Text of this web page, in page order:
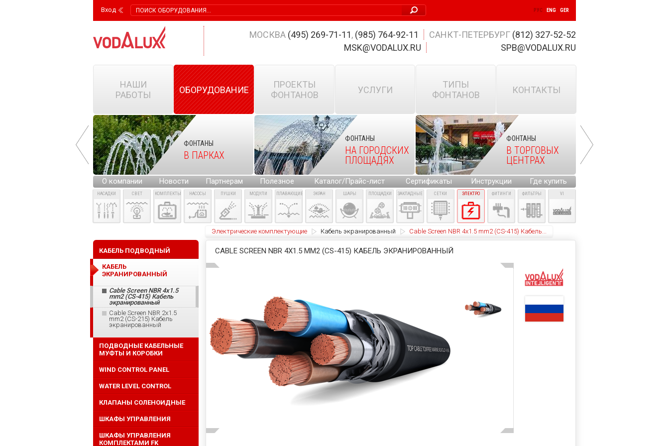
Вход РУС ENG GER
МОСКВА (495) 269-71-11, (985) 764-92-11 САНКТ-ПЕТЕРБУРГ (812) 327-52-52
MSK@VODALUX.RU
SPB@VODALUX.RU
НАШИ
РАБОТЫ
ОБОРУДОВАНИЕ
ПРОЕКТЫ
ФОНТАНОВ
УСЛУГИ
ТИПЫ
ФОНТАНОВ
КОНТАКТЫ
НА ГОРОДСКИХ
ФОНТАНЫ
В ПАРКАХ
ФОНТАНЫ
НА ГОРОДСКИХ
ПЛОЩАДЯХ
ФОНТАНЫ
В ТОРГОВЫХ
ЦЕНТРАХ
О компании Новости Партнерам Полезное Каталог/Прайс-лист Сертификаты Инструкции Где купить
НАСАДКИ СВЕТ КОМПЛЕКТЫ НАСОСЫ ПУШКИ МОДУЛИ ПЛАВАЮЩИЕ ЭКРАН ШАРЫ ПЛОЩАДКИ ЗАКЛАДНЫЕ СЕТКИ ЭЛЕКТРО ФИТИНГИ ФИЛЬТРЫ VI
Электрические комплектующие Кабель экранированный Cable Screen NBR 4x1.5 mm2 (CS-415) Кабель...
CABLE SCREEN NBR 4X1.5 MM2 (CS-415) КАБЕЛЬ ЭКРАНИРОВАННЫЙ
КАБЕЛЬ ПОДВОДНЫЙ
КАБЕЛЬ
ЭКРАНИРОВАННЫЙ
Cable Screen NBR 4x1.5
mm2 (CS-415) Кабель
экранированный
Cable Screen NBR 2x1.5
mm2 (CS-215) Кабель
экранированный
ПОДВОДНЫЕ КАБЕЛЬНЫЕ
МУФТЫ И КОРОБКИ
WIND CONTROL PANEL
WATER LEVEL CONTROL
КЛАПАНЫ СОЛЕНОИДНЫЕ
ШКАФЫ УПРАВЛЕНИЯ
ШКАФЫ УПРАВЛЕНИЯ
КОМПЛЕКТАМИ FK